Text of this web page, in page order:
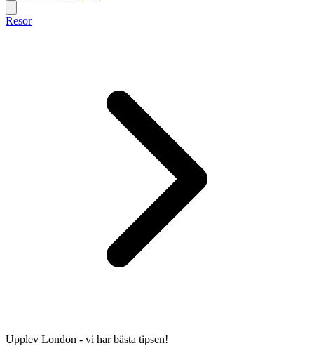
Resor
Upplev London - vi har bästa tipsen!